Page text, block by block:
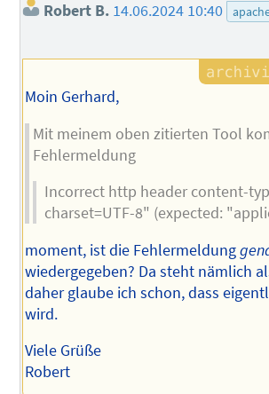
Robert B. 14.06.2024 10:40
Moin Gerhard,
Mit meinem oben zitierten Tool
Fehlermeldung
Incorrect http header content-
charset=UTF-8" (expected:
moment, ist die Fehlermeldung
wiedergegeben? Da steht nämlich
daher glaube ich schon, dass
wird.
Viele Grüße
Robert